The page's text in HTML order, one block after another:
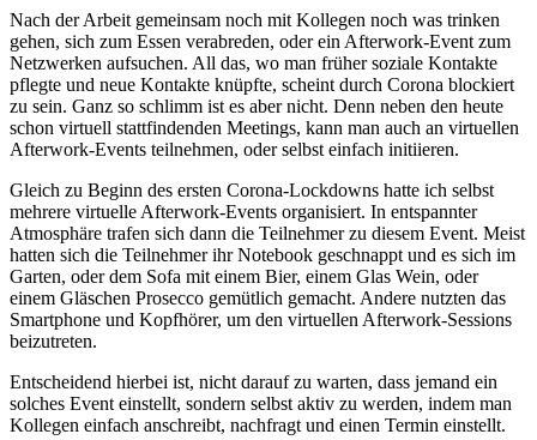
Nach der Arbeit gemeinsam noch mit Kollegen noch was trinken
gehen, sich zum Essen verabreden, oder ein Afterwork-Event zum
Netzwerken aufsuchen. All das, wo man früher soziale Kontakte
pflegte und neue Kontakte knüpfte, scheint durch Corona blockiert
zu sein. Ganz so schlimm ist es aber nicht. Denn neben den heute
schon virtuell stattfindenden Meetings, kann man auch an virtuellen
Afterwork-Events teilnehmen, oder selbst einfach initiieren.
Gleich zu Beginn des ersten Corona-Lockdowns hatte ich selbst
mehrere virtuelle Afterwork-Events organisiert. In entspannter
Atmosphäre trafen sich dann die Teilnehmer zu diesem Event. Meist
hatten sich die Teilnehmer ihr Notebook geschnappt und es sich im
Garten, oder dem Sofa mit einem Bier, einem Glas Wein, oder
einem Gläschen Prosecco gemütlich gemacht. Andere nutzten das
Smartphone und Kopfhörer, um den virtuellen Afterwork-Sessions
beizutreten.
Entscheidend hierbei ist, nicht darauf zu warten, dass jemand ein
solches Event einstellt, sondern selbst aktiv zu werden, indem man
Kollegen einfach anschreibt, nachfragt und einen Termin einstellt.